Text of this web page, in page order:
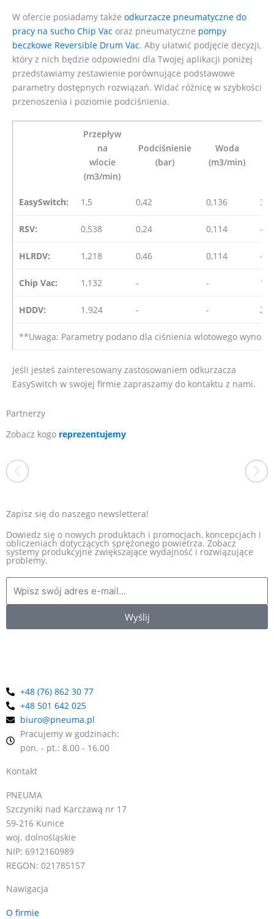
W ofercie posiadamy także odkurzacze pneumatyczne do
pracy na sucho Chip Vac oraz pneumatyczne pompy
beczkowe Reversible Drum Vac. Aby ułatwić podjęcie decyzji,
który z nich będzie odpowiedni dla Twojej aplikacji poniżej
przedstawiamy zestawienie porównujące podstawowe
parametry dostępnych rozwiązań. Widać różnicę w szybkości
przenoszenia i poziomie podciśnienia.
Przepływ
na
wlocie
(m3/min)
Podciśnienie
(bar)
Woda
(m3/min)
EasySwitch: 1,5 0,42 0,136 31
RSV: 0,538 0,24 0,114 -
HLRDV: 1,218 0,46 0,114 -
Chip Vac: 1,132 - -
HDDV: 1.924 - -
**Uwaga: Parametry podano dla ciśnienia wlotowego
Jeśli jesteś zainteresowany zastosowaniem odkurzacza
EasySwitch w swojej firmie zapraszamy do kontaktu z nami.
Partnerzy
Zobacz kogo reprezentujemy
EXAIR
Jesteśmy wyłącznym dystrybutorem amerykańskiej firmy EXAIR
w Polsce. To producent, który od ponad 40 lat wyznacza
standardy w branży produktów zasilanych sprężonym
powietrzem. Oferta obejmuje energooszczędne dysze
odkurzacze pneumatyczne i wiele innych. Jako wieloletni
dystrybutor marki EXAIR w Polsce, oferujemy kompleksową
Zapisz się do naszego newslettera!
Dowiedz się o nowych produktach i promocjach, koncepcjach i
obliczeniach dotyczących sprężonego powietrza. Zobacz
systemy produkcyjne zwiększające wydajność i rozwiązujące
problemy.
Wyślij
+48 (76) 862 30 77
+48 501 642 025
biuro@pneuma.pl
Pracujemy w godzinach:
pon. - pt.: 8.00 - 16.00
Kontakt
PNEUMA
Szczyniki nad Karczawą nr 17
59-216 Kunice
woj. dolnośląskie
NIP: 6912160989
REGON: 021785157
Nawigacja
O firmie